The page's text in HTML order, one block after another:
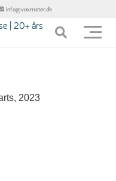
info@voxmeter.dk
2023